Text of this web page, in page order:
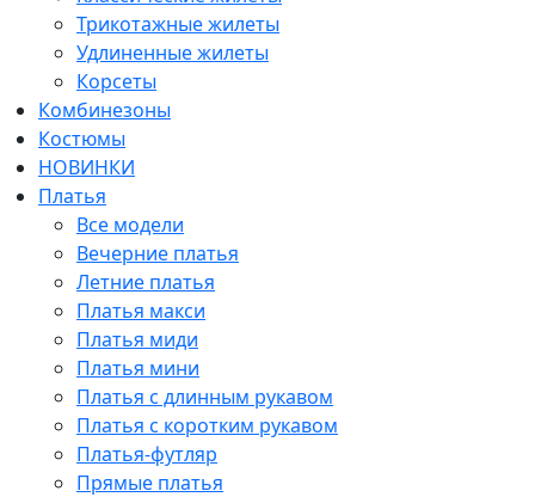
Трикотажные жилеты
Удлиненные жилеты
Корсеты
Комбинезоны
Костюмы
НОВИНКИ
Платья
Все модели
Вечерние платья
Летние платья
Платья макси
Платья миди
Платья мини
Платья с длинным рукавом
Платья с коротким рукавом
Платья-футляр
Прямые платья